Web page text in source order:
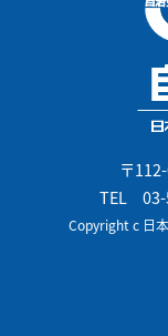
〒
TEL
Copyright c 日